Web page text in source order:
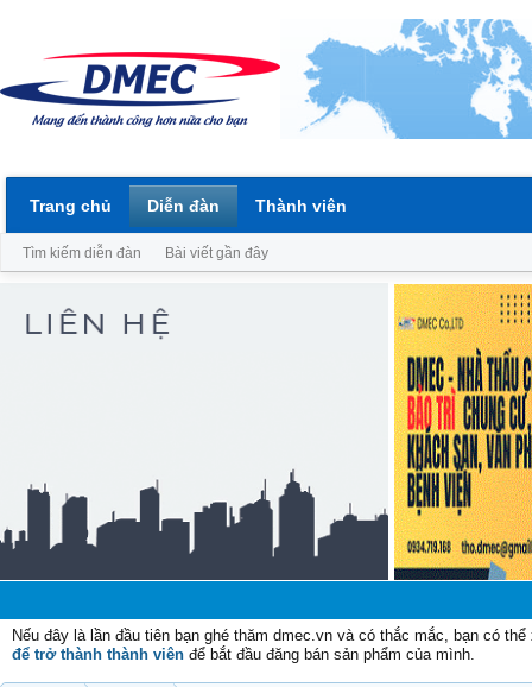
Nếu đây là lần đầu tiên bạn ghé thăm dmec.vn và có thắc mắc, bạn có
để trở thành thành viên để bắt đầu đăng bán sản phẩm của mình.
Trang chủ Diễn đàn
Tìm kiếm diễn đàn Bài viết gần đây
Thành viên